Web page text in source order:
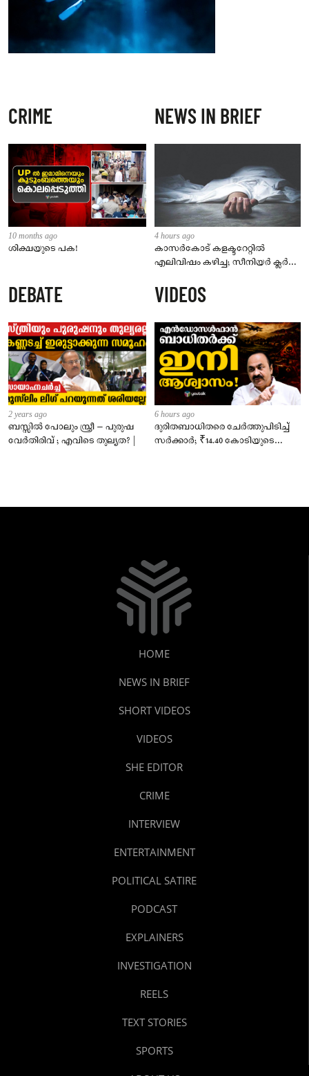
CRIME
10 months ago
ശിക്ഷയുടെ പക!
NEWS IN BRIEF
4 hours ago
കാസർകോട് കളക്ടറേറ്റിൽ
എലിവിഷം കഴിച്ച; സീനിയർ ക്ലർക്ക്
DEBATE
2 years ago
ബസ്സിൽ പോലും സ്ത്രീ – പുരുഷ
വേർതിരിവ് ; എവിടെ തുല്യത? |
VIDEOS
6 hours ago
ദുരിതബാധിതരെ ചേർത്തുപിടിച്ച്
സർക്കാർ; ₹14.40 കോടിയുടെ
HOME
NEWS IN BRIEF
SHORT VIDEOS
VIDEOS
SHE EDITOR
CRIME
INTERVIEW
ENTERTAINMENT
POLITICAL SATIRE
PODCAST
EXPLAINERS
INVESTIGATION
REELS
TEXT STORIES
SPORTS